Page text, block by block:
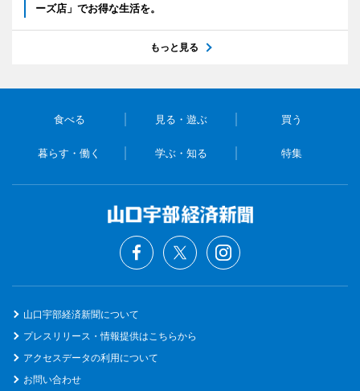
ーズ店」でお得な生活を。
もっと見る
食べる 見る・遊ぶ 買う
暮らす・働く 学ぶ・知る 特集
山口宇部経済新聞について
プレスリリース・情報提供はこちらから
アクセスデータの利用について
お問い合わせ